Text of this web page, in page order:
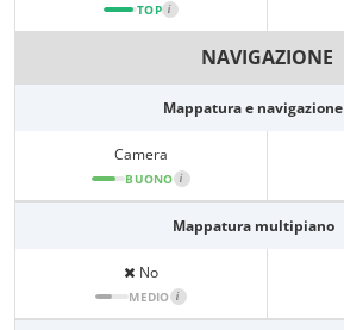
TOP i
NAVIGAZIONE
Mappatura e navigazione
Camera
BUONO i
Mappatura multipiano
No
MEDIO i